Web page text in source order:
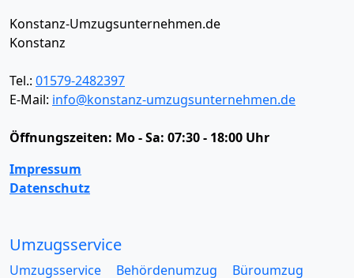
Konstanz-Umzugsunternehmen.de
Konstanz
Tel.: 01579-2482397
E-Mail: info@konstanz-umzugsunternehmen.de
Öffnungszeiten: Mo - Sa: 07:30 - 18:00 Uhr
Impressum
Datenschutz
Umzugsservice
Umzugsservice Behördenumzug
Büroumzug